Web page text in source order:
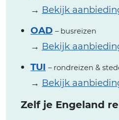
→ Bekijk
OAD – busreizen
→ Bekijk
TUI – rondreizen &
→ Bekijk
Zelf je Engeland